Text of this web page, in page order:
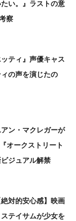
い。』ラストの意
察
ティ』声優キャス
の声を演じたの
ン・マクレガーが
オークストリート
ジュアル解禁
対的安心感】映画
ステイサムが少女を